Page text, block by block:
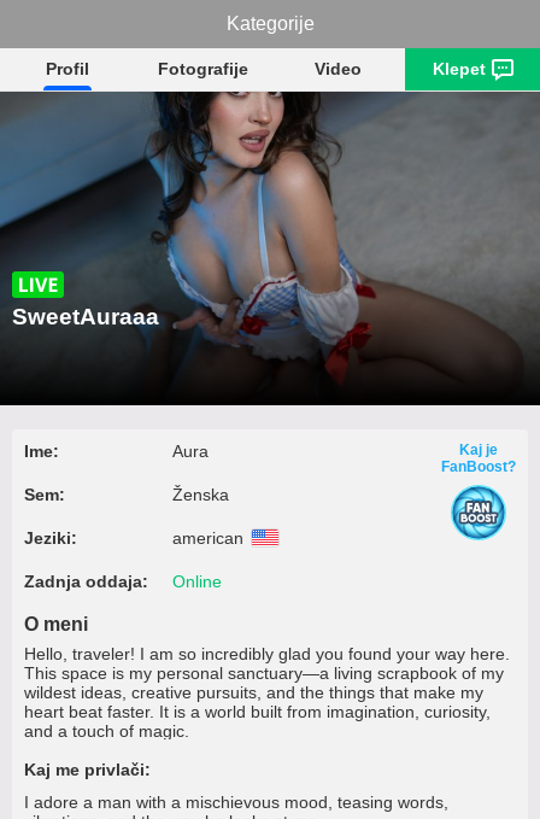
SweetAuraaa
Profil Fotografije Video Klepet
SweetAuraaa
Ime: Aura
Sem: Ženska
Jeziki: american
Zadnja oddaja: Online
Kaj je
FanBoost?
O meni
Hello, traveler! I am so incredibly glad you found your way here.
This space is my personal sanctuary—a living scrapbook of my
wildest ideas, creative pursuits, and the things that make my
heart beat faster. It is a world built from imagination, curiosity,
and a touch of magic.
Kaj me privlači:
I adore a man with a mischievous mood, teasing words,
Kategorije